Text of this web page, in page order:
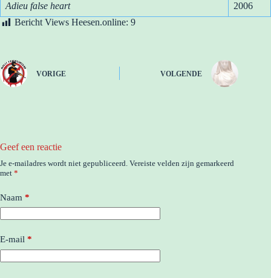
Adieu false heart
2006
Bericht Views Heesen.online: 9
VORIGE VOLGENDE
Geef een reactie
Je e-mailadres wordt niet gepubliceerd. Vereiste velden zijn gemarkeerd
met *
Naam *
E-mail *